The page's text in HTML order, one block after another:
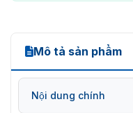
Mô tả sản phẩm
Nội dung chính